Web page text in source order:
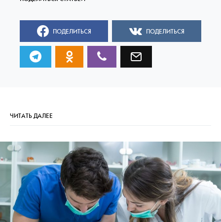
ПОДЕЛИТЬСЯ ПОДЕЛИТЬСЯ
ЧИТАТЬ ДАЛЕЕ